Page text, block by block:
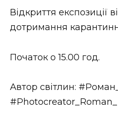
Відкриття експозиції
дотримання
Початок о 15.00 год.
Автор світлин: